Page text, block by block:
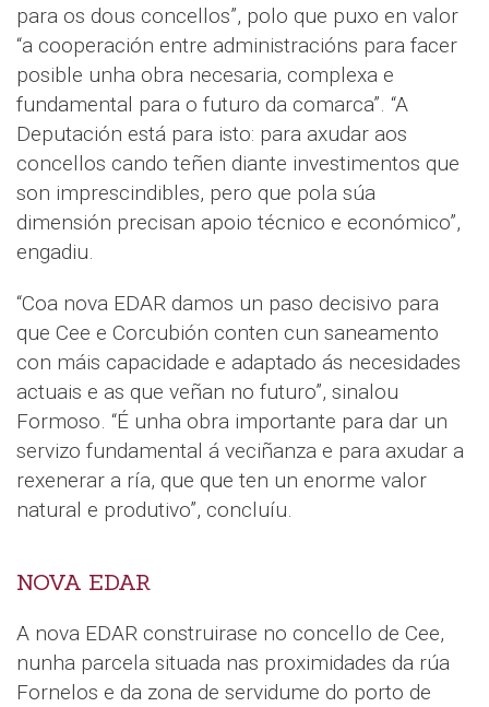
para os dous concellos”, polo que puxo en valor
“a cooperación entre administracións para facer
posible unha obra necesaria, complexa e
fundamental para o futuro da comarca”. “A
Deputación está para isto: para axudar aos
concellos cando teñen diante investimentos que
son imprescindibles, pero que pola súa
dimensión precisan apoio técnico e económico”,
engadiu.
“Coa nova EDAR damos un paso decisivo para
que Cee e Corcubión conten cun saneamento
con máis capacidade e adaptado ás necesidades
actuais e as que veñan no futuro”, sinalou
Formoso. “É unha obra importante para dar un
servizo fundamental á veciñanza e para axudar a
rexenerar a ría, que que ten un enorme valor
natural e produtivo”, concluíu.
NOVA EDAR
A nova EDAR construirase no concello de Cee,
nunha parcela situada nas proximidades da rúa
Fornelos e da zona de servidume do porto de